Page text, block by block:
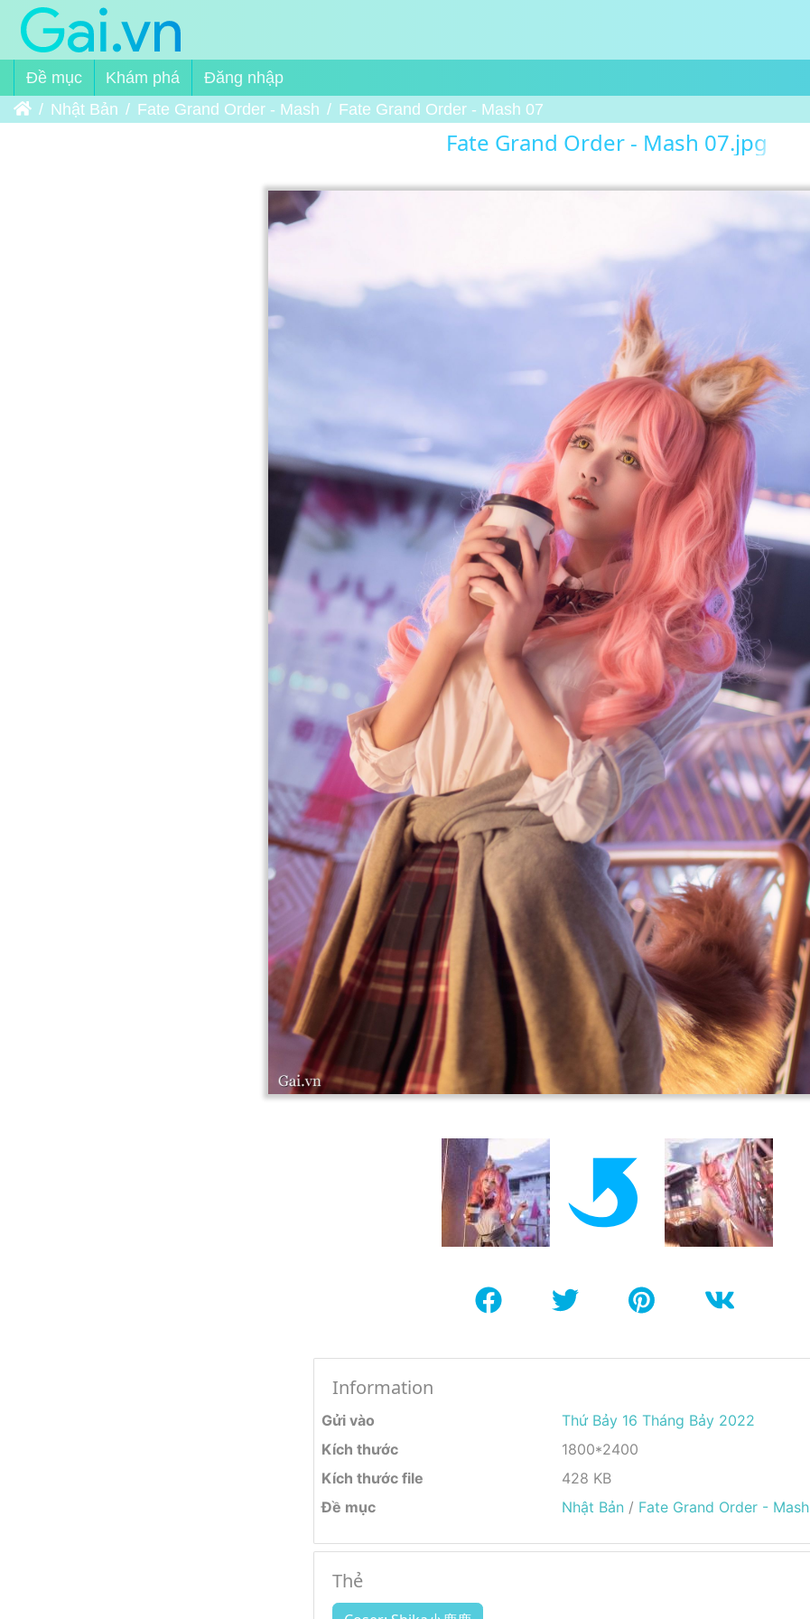
Đề mục Khám phá
Đăng nhập
Trang chủNhật Bản Fate Grand Order - Mash Fate Grand Order - Mash 07
Fate Grand Order - Mash 07.jpg
Information
Gửi vào
Thứ Bảy 16 Tháng Bảy 2022
Kích thước
1800*2400
Kích thước file
428 KB
Đề mục
Nhật Bản / Fate Grand Order - Mash
Thẻ